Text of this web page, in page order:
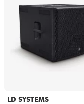
Synths &
Studio
Kopfhörer
LD SYSTEMS